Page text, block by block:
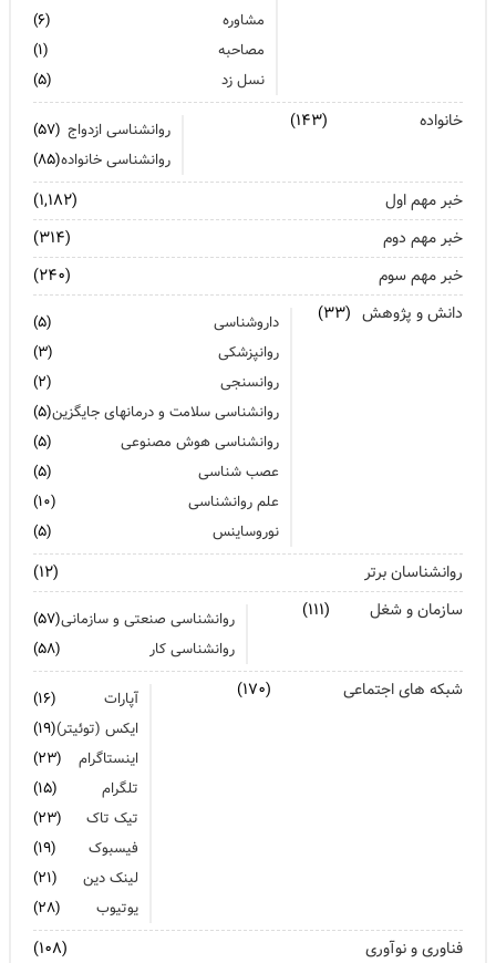
زنان: نقش کلیدی تاب آوری در شرایط بحران
آیا پرخوری و ریزه خواری ارتباطی با استرس دارد؟
تشدید تر شدن نقرس آیا ارتباطی با استرس و اضطراب دارد؟
جنگ اضطراب با مواد خوراکی
اضطراب را برای خود پر رنگ نکنید
برای بهبود سلامت روان لازم است روزانه از آن مراقبت کنیم
مشاوره
(۶)
مصاحبه
(۱)
نسل زد
(۵)
خانواده (۱۴۳) روانشناسی ازدواج (۵۷)
روانشناسی خانواده(۸۵)
خبر مهم اول
(۱,۱۸۲)
خبر مهم دوم
(۳۱۴)
خبر مهم سوم
(۲۴۰)
دانش و پژوهش (۳۳) داروشناسی
(۵)
روانپزشکی
(۳)
روانسنجی
(۲)
روانشناسی سلامت و درمانهای جایگزین(۵)
روانشناسی هوش مصنوعی
(۵)
عصب شناسی
(۵)
علم روانشناسی
(۱۰)
نوروساینس
(۵)
روانشناسان برتر
(۱۲)
سازمان و شغل
(۱۱۱) روانشناسی صنعتی و سازمانی(۵۷)
روانشناسی کار
(۵۸)
شبکه های اجتماعی (۱۷۰) آپارات
(۱۶)
ایکس (توئیتر)(۱۹)
اینستاگرام
(۲۳)
تلگرام
(۱۵)
تیک تاک
(۲۳)
فیسبوک
(۱۹)
لینک دین
(۲۱)
یوتیوب
(۲۸)
فناوری و نوآوری
(۱۰۸)